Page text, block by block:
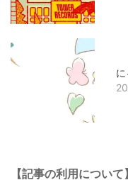
【記事の利用について】